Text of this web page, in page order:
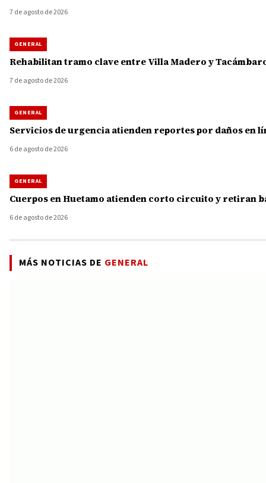
7 de agosto de 2026
GENERAL
Rehabilitan tramo clave entre Villa Madero y
7 de agosto de 2026
GENERAL
Servicios de urgencia atienden reportes por daños en
6 de agosto de 2026
GENERAL
Cuerpos en Huetamo atienden corto circuito y retiran
6 de agosto de 2026
MÁS NOTICIAS DE GENERAL